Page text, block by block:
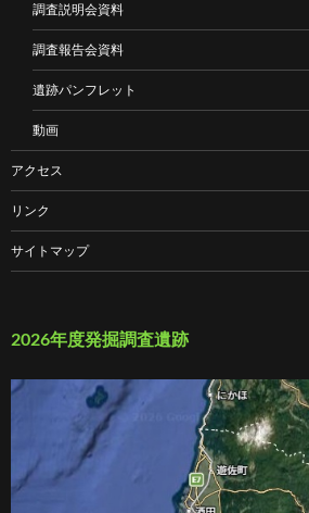
調査説明会資料
調査報告会資料
遺跡パンフレット
動画
アクセス
リンク
サイトマップ
2026年度発掘調査遺跡